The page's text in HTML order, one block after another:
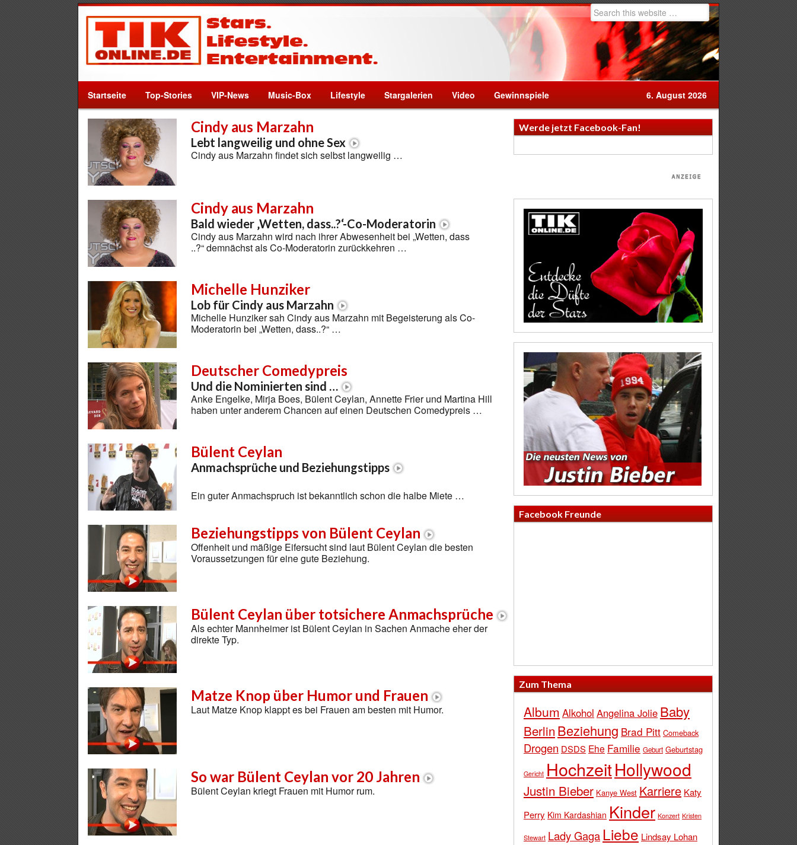
Startseite Top-Stories VIP-News Music-Box Lifestyle Stargalerien Video Gewinnspiele 6. August 2026
Cindy aus Marzahn
Lebt langweilig und ohne Sex
Cindy aus Marzahn findet sich selbst langweilig …
Cindy aus Marzahn
Bald wieder ‚Wetten, dass..?‘-Co-Moderatorin
Cindy aus Marzahn wird nach ihrer Abwesenheit bei „Wetten, dass
..?“ demnächst als Co-Moderatorin zurückkehren …
Michelle Hunziker
Lob für Cindy aus Marzahn
Michelle Hunziker sah Cindy aus Marzahn mit Begeisterung als Co-
Moderatorin bei „Wetten, dass..?“ …
Deutscher Comedypreis
Und die Nominierten sind …
Anke Engelke, Mirja Boes, Bülent Ceylan, Annette Frier und Martina Hill
haben unter anderem Chancen auf einen Deutschen Comedypreis …
Bülent Ceylan
Anmachsprüche und Beziehungstipps
Ein guter Anmachspruch ist bekanntlich schon die halbe Miete …
Beziehungstipps von Bülent Ceylan
Offenheit und mäßige Eifersucht sind laut Bülent Ceylan die besten
Voraussetzungen für eine gute Beziehung.
Bülent Ceylan über totsichere Anmachsprüche
Als echter Mannheimer ist Bülent Ceylan in Sachen Anmache eher der
direkte Typ.
Matze Knop über Humor und Frauen
Laut Matze Knop klappt es bei Frauen am besten mit Humor.
So war Bülent Ceylan vor 20 Jahren
Bülent Ceylan kriegt Frauen mit Humor rum.
Werde jetzt Facebook-Fan!
Facebook Freunde
Zum Thema
Album Alkohol Angelina Jolie Baby
Berlin Beziehung Brad Pitt Comeback
Drogen DSDS Ehe Familie Geburt Geburtstag
Gericht HochzeitHollywood
Justin Bieber Kanye West Karriere Katy
Perry Kim Kardashian Kinder Konzert Kristen
Stewart Lady Gaga Liebe Lindsay Lohan